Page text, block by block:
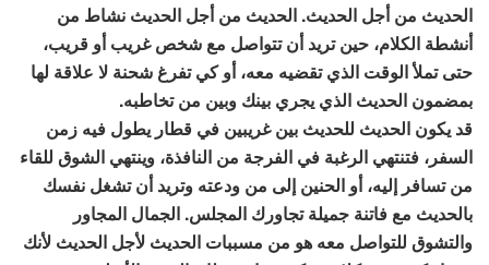
الحديث من أجل الحديث. الحديث من أجل الحديث نشاط من
أنشطة الكلام، حين تريد أن تتواصل مع شخص غريب أو قريب،
حتى تملأ الوقت الذي تقضيه معه، أو كي تفرغ شحنة لا علاقة لها
بمضمون الحديث الذي يجري بينك وبين من تخاطبه.
قد يكون الحديث للحديث بين غريبين في قطار يطول فيه زمن
السفر، فتنتهي الرغبة في الفرجة من النافذة، وينتهي الشوق للقاء
من تسافر إليه، أو الحنين إلى من ودعته وتريد أن تشغل نفسك
بالحديث مع فاتنة جميلة تجاورك المجلس. الجمال المجاور
والتشوق للتواصل معه هو من مسببات الحديث لأجل الحديث لأنك